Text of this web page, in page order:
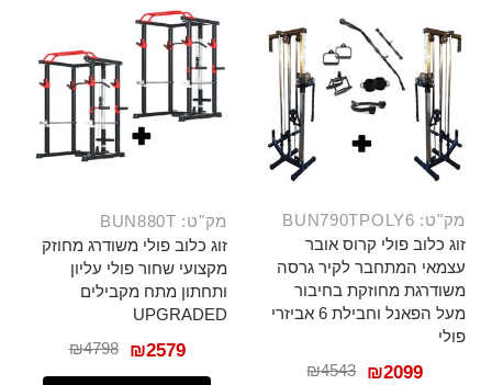
מק"ט: BUN790TPOLY6
זוג כלוב פולי קרוס אובר
עצמאי המתחבר לקיר גרסה
משודרגת מחוזקת בחיבור
מעל הפאנל וחבילת 6 אביזרי
פולי
₪4543 ₪2099
מק"ט: BUN880T
זוג כלוב פולי משודרג מחוזק
מקצועי שחור פולי עליון
ותחתון מתח מקבילים
UPGRADED
₪4798 ₪2579